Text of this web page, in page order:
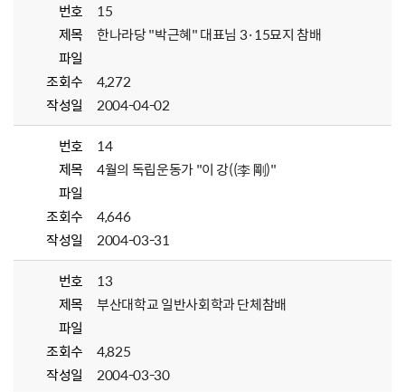
번호
15
제목
한나라당 "박근혜" 대표님 3·15묘지 참배
파일
조회수
4,272
작성일
2004-04-02
번호
14
제목
4월의 독립운동가 "이 강((李 剛)"
파일
조회수
4,646
작성일
2004-03-31
번호
13
제목
부산대학교 일반사회학과 단체참배
파일
조회수
4,825
작성일
2004-03-30